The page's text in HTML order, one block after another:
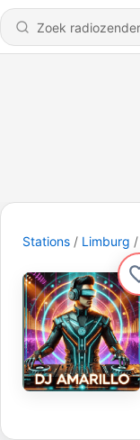
Stations Limburg